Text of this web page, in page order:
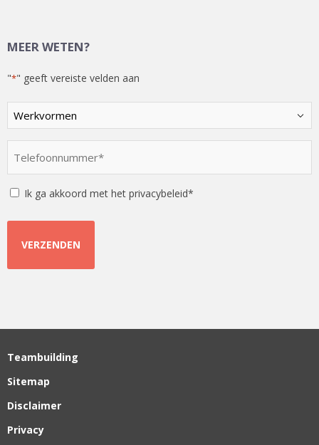
MEER WETEN?
"*" geeft vereiste velden aan
Kies
een
optie
Instemming
Ik ga akkoord met het privacybeleid*
Teambuilding
Sitemap
Disclaimer
Privacy